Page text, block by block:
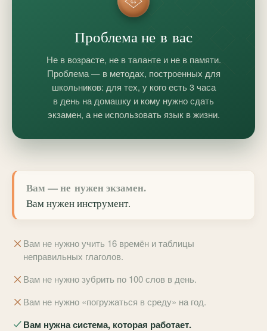
Проблема не в вас
Не в возрасте, не в таланте и не в памяти.
Проблема — в методах, построенных для
школьников: для тех, у кого есть 3 часа
в день на домашку и кому нужно сдать
экзамен, а не использовать язык в жизни.
Вам — не нужен экзамен.
Вам нуженинструмент.
Вам не нужно учить 16 времён и таблицы
неправильных глаголов.
Вам не нужно зубрить по 100 слов в день.
Вам не нужно «погружаться в среду» на год.
Вам нужна система, которая работает.